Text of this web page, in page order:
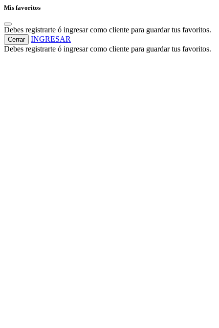
Mis favoritos
Debes registrarte ó ingresar como cliente para guardar tus favoritos.
Cerrar
INGRESAR
Debes registrarte ó ingresar como cliente para guardar tus favoritos.